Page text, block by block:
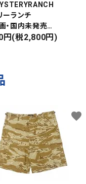
ーランチ
・国内未発売
BAG
円(税2,800円)
favorite